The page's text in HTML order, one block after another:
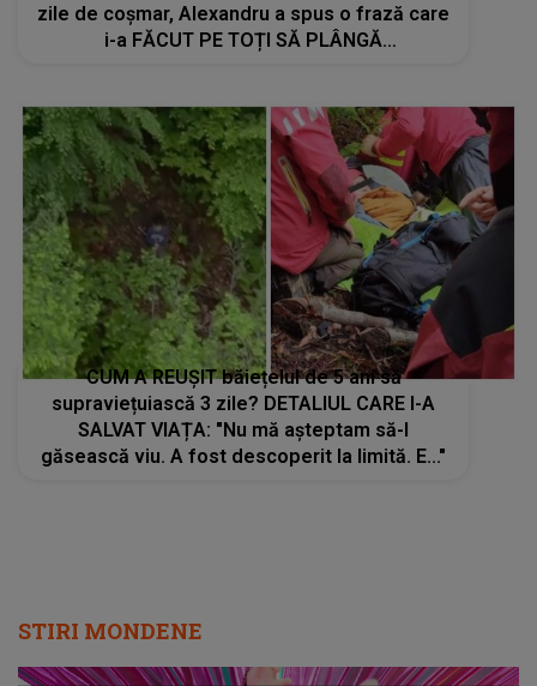
zile de coșmar, Alexandru a spus o frază care
i-a FĂCUT PE TOȚI SĂ PLÂNGĂ
CUM A REUȘIT băiețelul de 5 ani să
supraviețuiască 3 zile? DETALIUL CARE I-A
SALVAT VIAȚA: "Nu mă așteptam să-l
găsească viu. A fost descoperit la limită. E..."
STIRI MONDENE